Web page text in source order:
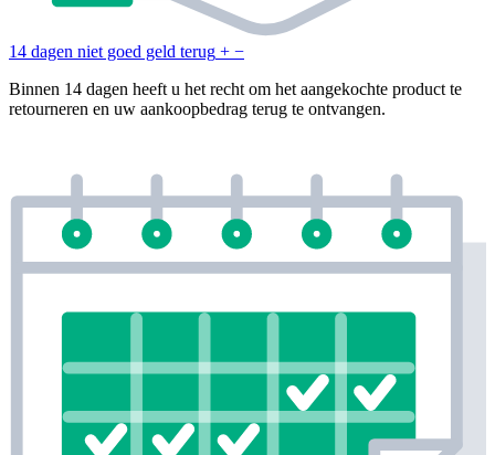
14 dagen niet goed geld terug + −
Binnen 14 dagen heeft u het recht om het aangekochte product te
retourneren en uw aankoopbedrag terug te ontvangen.